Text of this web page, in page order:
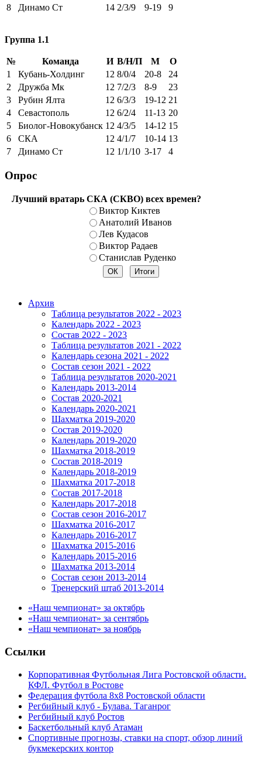
8
Динамо Ст 14 2/3/9 9-19 9
Группа 1.1
№ Команда И В/Н/П М
О
1
Кубань-Холдинг 12 8/0/4 20-8
24
2
Дружба Мк 12 7/2/3 8-9
23
3
Рубин Ялта 12 6/3/3 19-12 21
4
Севастополь 12 6/2/4 11-13 20
5
Биолог-Новокубанск 12 4/3/5 14-12 15
6
СКА 12 4/1/7 10-14 13
7
Динамо Ст 12 1/1/10 3-17 4
Опрос
Лучший вратарь СКА (СКВО) всех времен?
Виктор Киктев
Анатолий Иванов
Лев Кудасов
Виктор Радаев
Станислав Руденко
Архив
Таблица результатов 2022 - 2023
Календарь 2022 - 2023
Состав 2022 - 2023
Таблица результатов 2021 - 2022
Календарь сезона 2021 - 2022
Состав сезон 2021 - 2022
Таблица результатов 2020-2021
Календарь 2013-2014
Состав 2020-2021
Календарь 2020-2021
Шахматка 2019-2020
Состав 2019-2020
Календарь 2019-2020
Шахматка 2018-2019
Состав 2018-2019
Календарь 2018-2019
Шахматка 2017-2018
Состав 2017-2018
Календарь 2017-2018
Состав сезон 2016-2017
Шахматка 2016-2017
Календарь 2016-2017
Шахматка 2015-2016
Календарь 2015-2016
Шахматка 2013-2014
Состав сезон 2013-2014
Тренерский штаб 2013-2014
«Наш чемпионат» за октябрь
«Наш чемпионат» за сентябрь
«Наш чемпионат» за ноябрь
Ссылки
Корпоративная Футбольная Лига Ростовской области.
КФЛ. Футбол в Ростове
Федерация футбола 8x8 Ростовской области
Регбийный клуб - Булава. Таганрог
Регбийный клуб Ростов
Баскетбольный клуб Атаман
Спортивные прогнозы, ставки на спорт, обзор линий
букмекерских контор